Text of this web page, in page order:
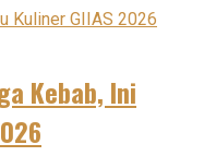
Kebab, Ini